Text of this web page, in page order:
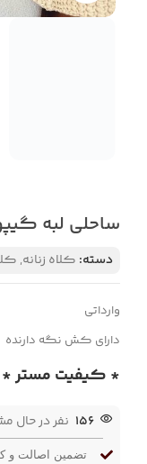
ساحلی لبه
دسته: کلاه زنانه,
وارداتی
دارای کش نگه دارنده
* کیفیت مستر *
156 نفر در حال
تضمین اصالت و